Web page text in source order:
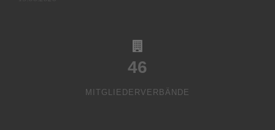
46
MITGLIEDERVERBÄNDE